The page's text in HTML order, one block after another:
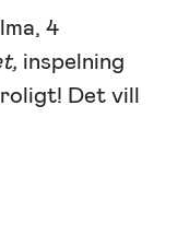
4
inspelning
Det vill